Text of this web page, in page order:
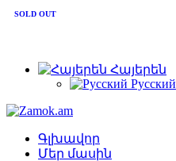
+374 91 28 61 86
Հայերեն
Русский
Գլխավոր
Մեր մասին
SOLD OUT